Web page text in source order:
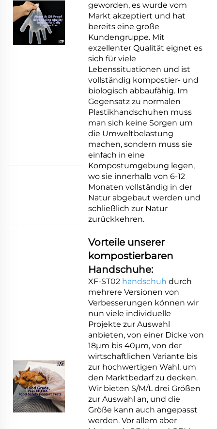
geworden, es wurde vom
Markt akzeptiert und hat
bereits eine große
Kundengruppe. Mit
exzellenter Qualität eignet es
sich für viele
Lebenssituationen und ist
vollständig kompostier- und
biologisch abbaufähig. Im
Gegensatz zu normalen
Plastikhandschuhen muss
man sich keine Sorgen um
die Umweltbelastung
machen, sondern muss sie
einfach in eine
Kompostumgebung legen,
wo sie innerhalb von 6-12
Monaten vollständig in der
Natur abgebaut werden und
schließlich zur Natur
zurückkehren.
Vorteile unserer
kompostierbaren
Handschuhe:
XF-ST02 handschuh durch
mehrere Versionen von
Verbesserungen können wir
nun viele individuelle
Projekte zur Auswahl
anbieten, von einer Dicke von
18μm bis 40μm, von der
wirtschaftlichen Variante bis
zur hochwertigen Wahl, um
den Marktbedarf zu decken.
Wir bieten S/M/L drei Größen
zur Auswahl an, und die
Größe kann auch angepasst
werden. Vor allem aber